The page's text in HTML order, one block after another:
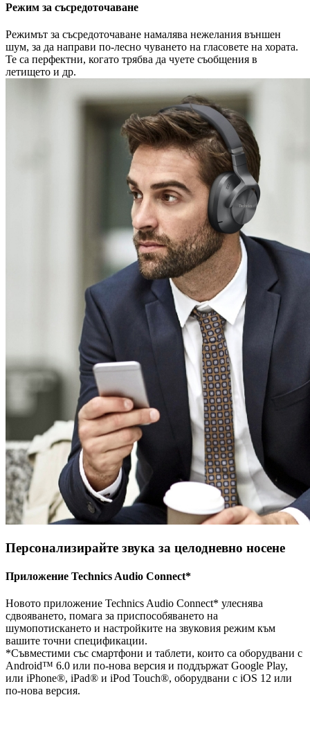
Режим за съсредоточаване
Режимът за съсредоточаване намалява нежелания външен
шум, за да направи по-лесно чуването на гласовете на хората.
Те са перфектни, когато трябва да чуете съобщения в
летището и др.
Персонализирайте звука за целодневно носене
Приложение Technics Audio Connect*
Новото приложение Technics Audio Connect* улеснява
сдвояването, помага за приспособяването на
шумопотискането и настройките на звуковия режим към
вашите точни спецификации.
*Съвместими със смартфони и таблети, които са оборудвани с
Android™ 6.0 или по-нова версия и поддържат Google Play,
или iPhone®, iPad® и iPod Touch®, оборудвани с iOS 12 или
по-нова версия.